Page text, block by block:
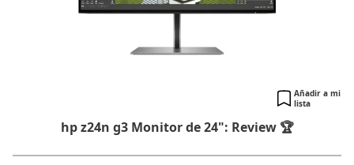
hp z24n g3 Monitor de 24": Review 🏆
Añadir a mi
lista